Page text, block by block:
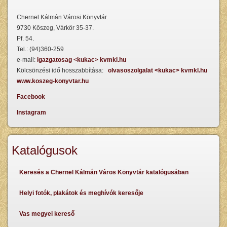
Chernel Kálmán Városi Könyvtár
9730 Kőszeg, Várkör 35-37.
Pf. 54.
Tel.: (94)360-259
e-mail: igazgatosag <kukac> kvmkl.hu
Kölcsönzési idő hosszabbítása: olvasoszolgalat <kukac> kvmkl.hu
www.koszeg-konyvtar.hu
Facebook
Instagram
Katalógusok
Keresés a Chernel Kálmán Város Könyvtár katalógusában
Helyi fotók, plakátok és meghívók keresője
Vas megyei kereső